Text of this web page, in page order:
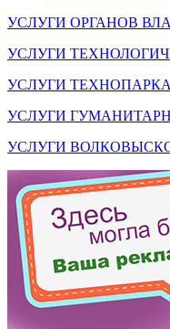
УСЛУГИ ОРГАНОВ
УСЛУГИ
УСЛУГИ ТЕХНОПАРКА
УСЛУГИ
УСЛУГИ